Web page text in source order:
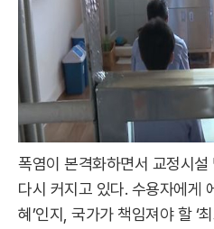
폭염이 본격화하면서 교정시설
다시 커지고 있다. 수용자에게
혜’인지, 국가가 책임져야 할 ‘